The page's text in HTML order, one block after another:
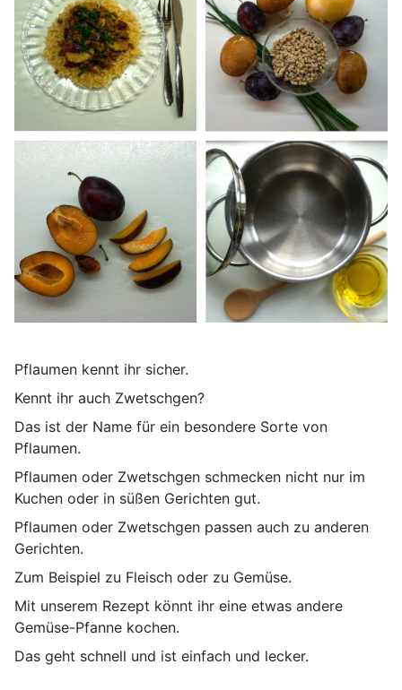
Pflaumen kennt ihr sicher.
Kennt ihr auch Zwetschgen?
Das ist der Name für ein besondere Sorte von
Pflaumen.
Pflaumen oder Zwetschgen schmecken nicht nur im
Kuchen oder in süßen Gerichten gut.
Pflaumen oder Zwetschgen passen auch zu anderen
Gerichten.
Zum Beispiel zu Fleisch oder zu Gemüse.
Mit unserem Rezept könnt ihr eine etwas andere
Gemüse-Pfanne kochen.
Das geht schnell und ist einfach und lecker.